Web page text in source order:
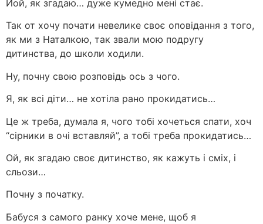
Йой, як згадаю… дуже кумедно мені стає.
Так от хочу почати невелике своє оповідання з того,
як ми з Наталкою, так звали мою подругу
дитинства, до школи ходили.
Ну, почну свою розповідь ось з чого.
Я, як всі діти… не хотіла рано прокидатись…
Це ж треба, думала я, чого тобі хочеться спати, хоч
“сірники в очі вставляй”, а тобі треба прокидатись…
Ой, як згадаю своє дитинство, як кажуть і сміх, і
сльози…
Почну з початку.
Бабуся з самого ранку хоче мене, щоб я